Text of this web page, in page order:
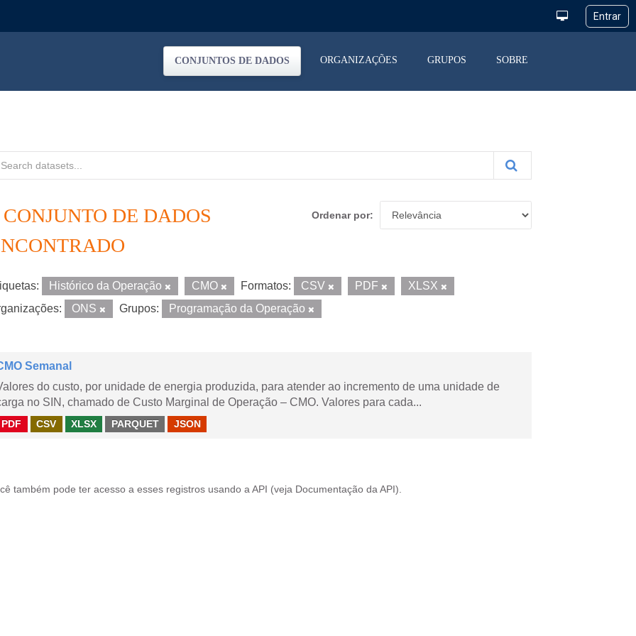
CONJUNTOS DE DADOS ORGANIZAÇÕES GRUPOS SOBRE
Ordenar por
CONJUNTO DE DADOS
Histórico da Operação CMO Formatos: CSV PDF
XLSX
ONS Grupos: Programação da Operação
Semanal
do custo, por unidade de energia produzida, para atender ao incremento de uma unidade de
no SIN, chamado de Custo Marginal de Operação – CMO. Valores para cada...
PDF CSV XLSX PARQUET JSON
também pode ter acesso a esses registros usando a API (veja Documentação da API ).